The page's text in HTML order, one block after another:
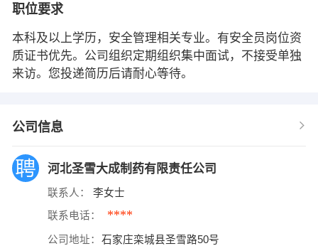
职位要求
本科及以上学历，安全管理相关专业。有安全员岗位资
质证书优先。公司组织定期组织集中面试，不接受单独
来访。您投递简历后请耐心等待。
公司信息
河北圣雪大成制药有限责任公司
联系人： 李女士
联系电话： ****
公司地址： 石家庄栾城县圣雪路50号